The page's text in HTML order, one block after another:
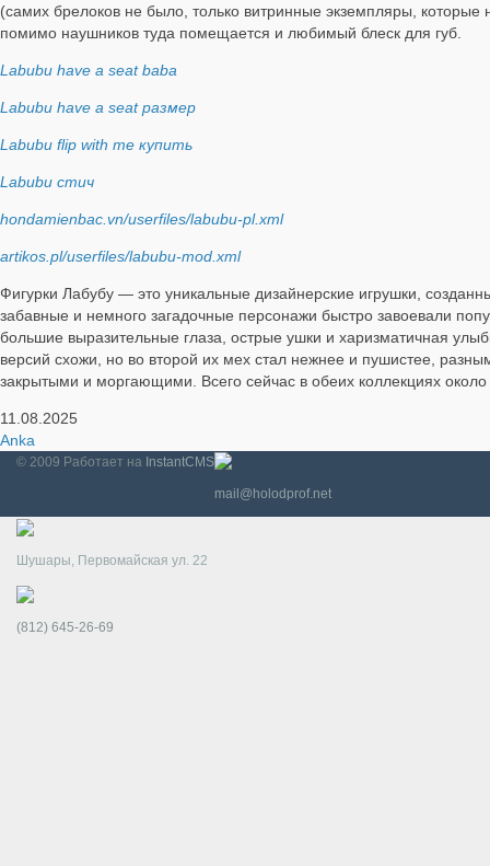
(самих брелоков не было, только витринные экземпляры,
помимо наушников туда помещается и любимый блеск для губ.
Labubu have a seat baba
Labubu have a seat размер
Labubu flip with me купить
Labubu стич
hondamienbac.vn/userfiles/labubu-pl.xml
artikos.pl/userfiles/labubu-mod.xml
Фигурки Лабубу — это уникальные дизайнерские игрушки,
забавные и немного загадочные персонажи быстро завоевали
большие выразительные глаза, острые ушки и харизматичная
версий схожи, но во второй их мех стал нежнее и пушистее,
закрытыми и моргающими. Всего сейчас в обеих коллекциях
11.08.2025
Anka
© 2009 Работает на InstantCMS
mail@holodprof.net
Шушары, Первомайская ул. 22
(812) 645-26-69